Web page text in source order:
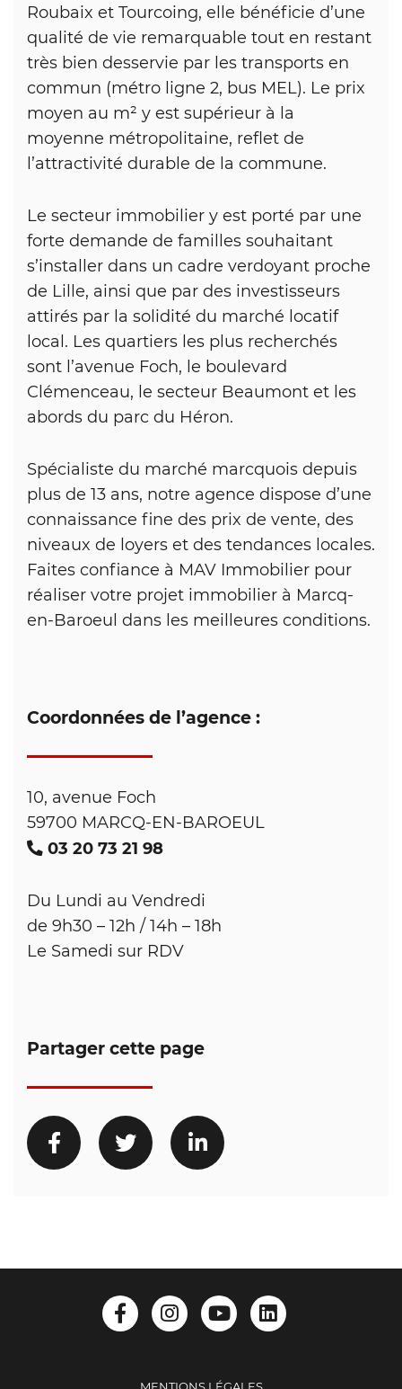
Roubaix et Tourcoing, elle bénéficie d’une
qualité de vie remarquable tout en restant
très bien desservie par les transports en
commun (métro ligne 2, bus MEL). Le prix
moyen au m² y est supérieur à la
moyenne métropolitaine, reflet de
l’attractivité durable de la commune.
Le secteur immobilier y est porté par une
forte demande de familles souhaitant
s’installer dans un cadre verdoyant proche
de Lille, ainsi que par des investisseurs
attirés par la solidité du marché locatif
local. Les quartiers les plus recherchés
sont l’avenue Foch, le boulevard
Clémenceau, le secteur Beaumont et les
abords du parc du Héron.
Spécialiste du marché marcquois depuis
plus de 13 ans, notre agence dispose d’une
connaissance fine des prix de vente, des
niveaux de loyers et des tendances locales.
Faites confiance à MAV Immobilier pour
réaliser votre projet immobilier à Marcq-
en-Baroeul dans les meilleures conditions.
Coordonnées de l’agence :
10, avenue Foch
59700 MARCQ-EN-BAROEUL
03 20 73 21 98
Du Lundi au Vendredi
de 9h30 – 12h / 14h – 18h
Le Samedi sur RDV
Partager cette page
MENTIONS LÉGALES